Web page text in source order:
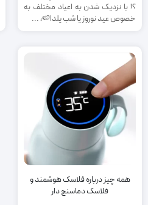
؟! با نزدیک شدن به اعیاد مختلف به
خصوص عید نوروز یا شب یلدا🍉، ...
همه چیز درباره فلاسک هوشمند و
فلاسک دماسنج دار